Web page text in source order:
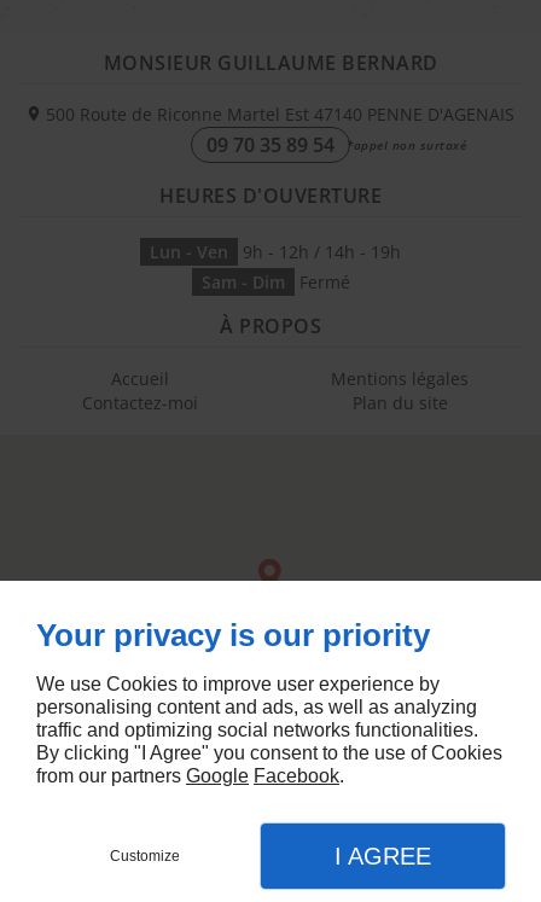
MONSIEUR GUILLAUME BERNARD
500 Route de Riconne Martel Est 47140 PENNE D'AGENAIS
09 70 35 89 54
HEURES D'OUVERTURE
Lun - Ven
9h - 12h / 14h - 19h
Sam - Dim
Fermé
À PROPOS
Accueil
Contactez-moi
Mentions légales
Plan du site
Agence web Linkeo
DEMANDEZ UN DEVIS
Your privacy is our priority
We use Cookies to improve user experience by
personalising content and ads, as well as analyzing
traffic and optimizing social networks functionalities.
By clicking "I Agree" you consent to the use of Cookies
from our partners Google Facebook.
Customize I AGREE